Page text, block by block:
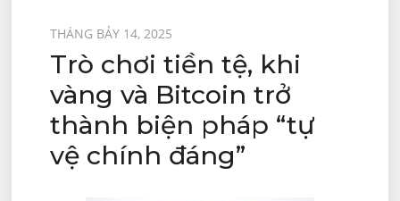
Được
đăng
trên
THÁNG BẢY 14, 2025
Trò chơi tiền tệ, khi
vàng và Bitcoin trở
thành biện pháp “tự
vệ chính đáng”